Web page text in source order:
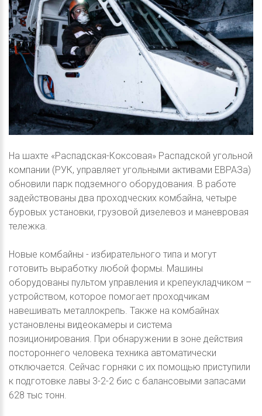
На шахте «Распадская-Коксовая» Распадской угольной
компании (РУК, управляет угольными активами ЕВРАЗа)
обновили парк подземного оборудования. В работе
задействованы два проходческих комбайна, четыре
буровых установки, грузовой дизелевоз и маневровая
тележка.
Новые комбайны - избирательного типа и могут
готовить выработку любой формы. Машины
оборудованы пультом управления и крепеукладчиком –
устройством, которое помогает проходчикам
навешивать металлокрепь. Также на комбайнах
установлены видеокамеры и система
позиционирования. При обнаружении в зоне действия
постороннего человека техника автоматически
отключается. Сейчас горняки с их помощью приступили
к подготовке лавы 3-2-2 бис с балансовыми запасами
628 тыс тонн.